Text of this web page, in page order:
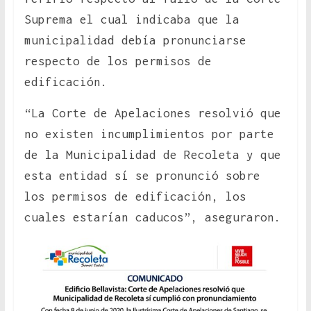
Suprema el cual indicaba que la
municipalidad debía pronunciarse
respecto de los permisos de
edificación.
“La Corte de Apelaciones resolvió que
no existen incumplimientos por parte
de la Municipalidad de Recoleta y que
esta entidad sí se pronunció sobre
los permisos de edificación, los
cuales estarían caducos”, aseguraron.